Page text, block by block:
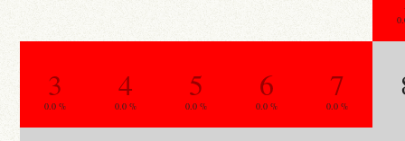
3
0.0 %
4
0.0 %
5
0.0 %
6
0.0 %
7
0.0 %